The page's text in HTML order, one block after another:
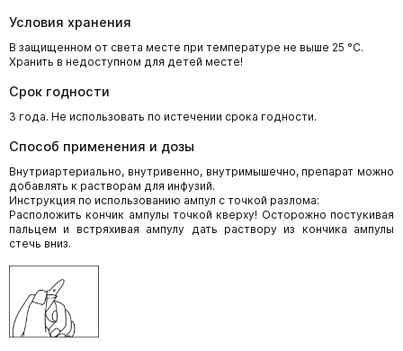
Условия хранения
В защищенном от света месте при температуре не выше 25 °С.
Хранить в недоступном для детей месте!
Срок годности
3 года. Не использовать по истечении срока годности.
Способ применения и дозы
Внутриартериально, внутривенно, внутримышечно, препарат можно
добавлять к растворам для инфузий.
Инструкция по использованию ампул с точкой разлома:
Расположить кончик ампулы точкой кверху! Осторожно постукивая
пальцем и встряхивая ампулу дать раствору из кончика ампулы
стечь вниз.